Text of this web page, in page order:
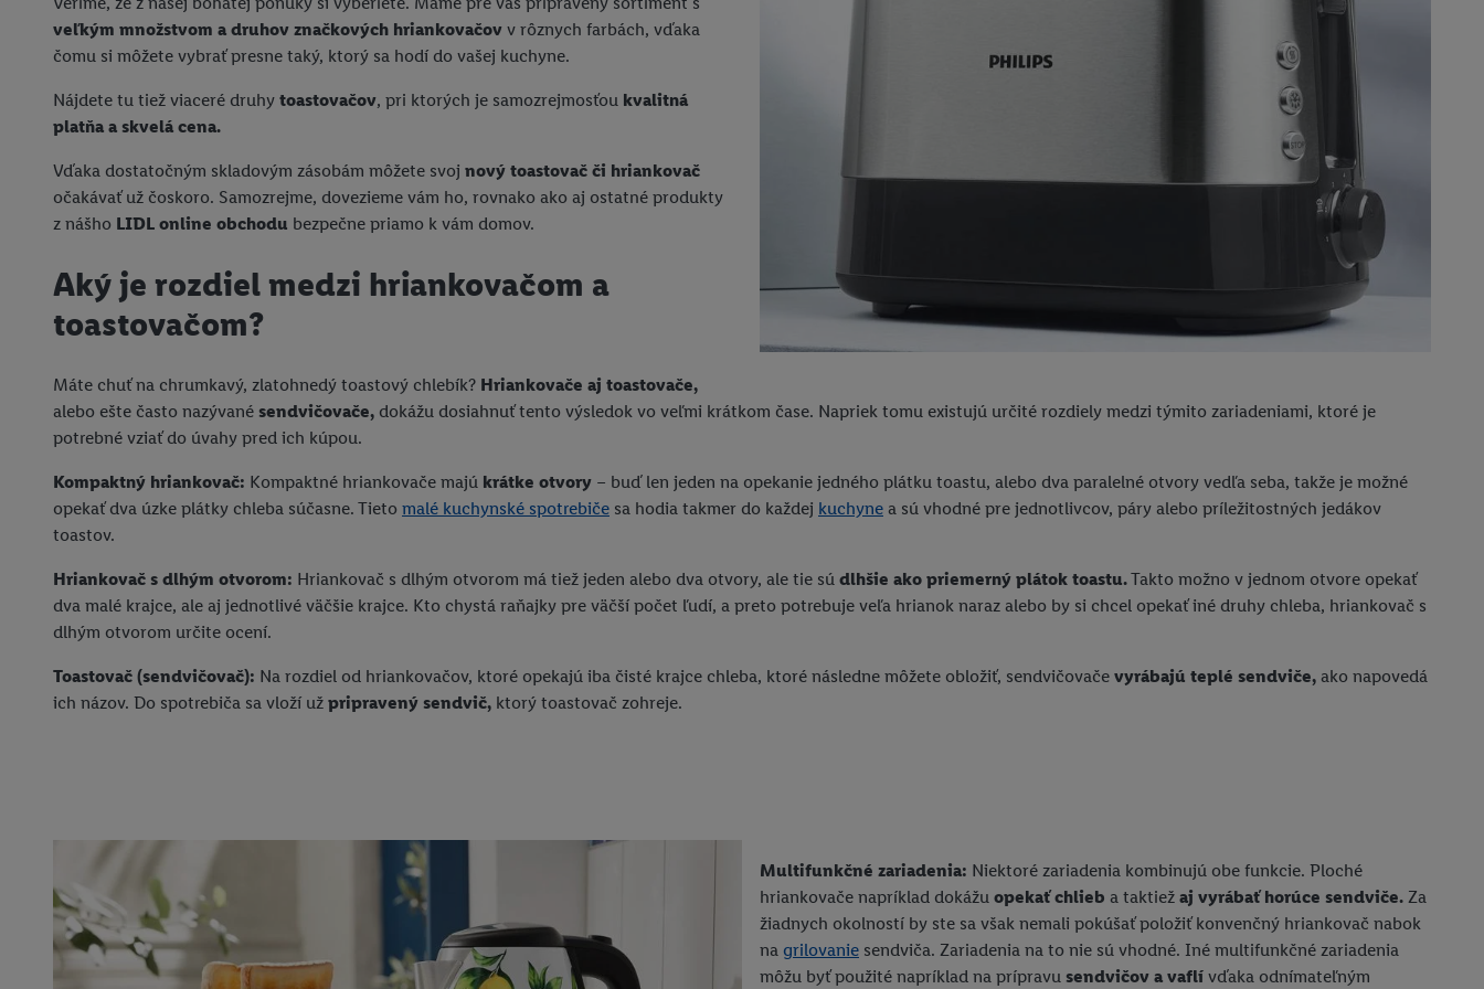
veľkým množstvom a druhov značkových hriankovačov v rôznych farbách, vďaka
čomu si môžete vybrať presne taký, ktorý sa hodí do vašej kuchyne.
Nájdete tu tiež viaceré druhy toastovačov, pri ktorých je samozrejmosťou kvalitná
platňa a skvelá cena.
Vďaka dostatočným skladovým zásobám môžete svoj nový toastovač či hriankovač
očakávať už čoskoro. Samozrejme, dovezieme vám ho, rovnako ako aj ostatné produkty
z nášho LIDL online obchodu bezpečne priamo k vám domov.
Aký je rozdiel medzi hriankovačom a
toastovačom?
Máte chuť na chrumkavý, zlatohnedý toastový chlebík? Hriankovače aj toastovače,
alebo ešte často nazývané sendvičovače, dokážu dosiahnuť tento výsledok vo veľmi krátkom čase. Napriek tomu existujú určité rozdiely medzi týmito zariadeniami, ktoré je
potrebné vziať do úvahy pred ich kúpou.
Kompaktný hriankovač: Kompaktné hriankovače majú krátke otvory – buď len jeden na opekanie jedného plátku toastu, alebo dva paralelné otvory vedľa seba, takže je možné
opekať dva úzke plátky chleba súčasne. Tieto malé kuchynské spotrebiče sa hodia takmer do každej kuchyne a sú vhodné pre jednotlivcov, páry alebo príležitostných jedákov
toastov.
Hriankovač s dlhým otvorom: Hriankovač s dlhým otvorom má tiež jeden alebo dva otvory, ale tie sú dlhšie ako priemerný plátok toastu.Takto možno v jednom otvore opekať
dva malé krajce, ale aj jednotlivé väčšie krajce. Kto chystá raňajky pre väčší počet ľudí, a preto potrebuje veľa hrianok naraz alebo by si chcel opekať iné druhy chleba, hriankovač s
dlhým otvorom určite ocení.
Toastovač (sendvičovač): Na rozdiel od hriankovačov, ktoré opekajú iba čisté krajce chleba, ktoré následne môžete obložiť, sendvičovače vyrábajú teplé sendviče, ako napovedá
ich názov. Do spotrebiča sa vloží už pripravený sendvič, ktorý toastovač zohreje.
Multifunkčné zariadenia: Niektoré zariadenia kombinujú obe funkcie. Ploché
hriankovače napríklad dokážu opekať chlieb a taktiež aj vyrábať horúce sendviče. Za
žiadnych okolností by ste sa však nemali pokúšať položiť konvenčný hriankovač nabok
na grilovanie sendviča. Zariadenia na to nie sú vhodné. Iné multifunkčné zariadenia
môžu byť použité napríklad na prípravu sendvičov a vaflí vďaka odnímateľným